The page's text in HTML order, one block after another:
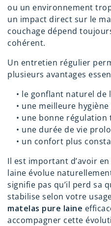
ou un environnement
un impact direct sur le
couchage dépend
cohérent.
Un entretien régulier
plusieurs avantages
• le gonflant naturel de
• une meilleure hygiène
• une bonne régulation
• une durée de vie
• un confort plus
Il est important d’avoir
laine évolue
signifie pas qu’il perd sa
stabilise selon votre
matelas pure laine
accompagner cette